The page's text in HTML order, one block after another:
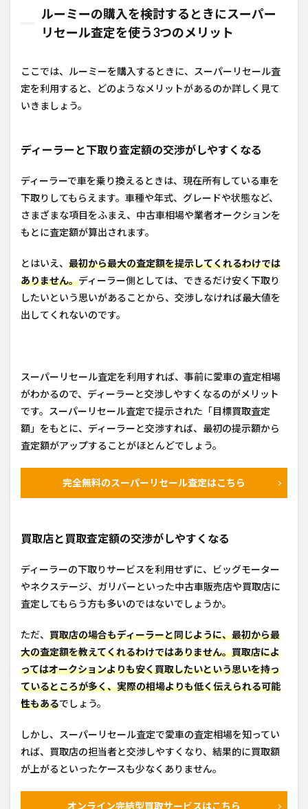
ルーミーの購入を検討するときにスーパー
リセール査定を使う3つのメリット
ここでは、ルーミーを購入するときに、スーパーリセール査
定を利用すると、どのようなメリットがあるのか詳しく見て
いきましょう。
ディーラーと下取り査定額の交渉がしやすくなる
ディーラーで車を乗り換えるときは、現在所有している車を
下取りしてもらえます。車種や年式、グレードや状態など、
さまざまな項目をふまえ、中古車相場や業者オークションを
もとに査定額が算出されます。
とはいえ、 最初から最大の査定額を提示してくれるわけでは
ありません。ディーラー側としては、できるだけ安く下取り
したいという思いがあることから、交渉しなければ最大値を
出してくれないのです。
スーパーリセール査定を利用すれば、事前に愛車の査定相場
がわかるので、ディーラーと交渉しやすくなるのがメリット
です。スーパーリセール査定で提示された「目標買取査定
額」をもとに、ディーラーと交渉すれば、最初の提示額から
査定額がアップすることがほとんどでしょう。
完全無料のスーパーリセール査定はこちら
買取店と買取査定額の交渉がしやすくなる
ディーラーの下取りサービスを利用せずに、ビッグモーター
やネクステージ、ガリバーといった中古車販売店や買取店に
査定してもらう方も多いのではないでしょうか。
ただ、 買取店の場合もディーラーと同じように、最初から最
大の査定額を教えてくれるわけではありません。買取店によ
ってはオークションよりも安く買取したいという思いを持っ
ているところが多く、実際の相場よりも低く伝えられる可能
性もあるでしょう。
しかし、スーパーリセール査定で愛車の査定相場を知ってい
れば、買取店の担当者と交渉しやすくなり、結果的に買取額
が上がるといったケースも少なくありません。
オンライン完結型買取サービスはこちら